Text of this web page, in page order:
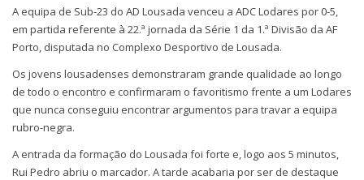
A equipa de Sub-23 do AD Lousada venceu a ADC Lodares por 0-5,
em partida referente à 22.ª jornada da Série 1 da 1.ª Divisão da AF
Porto, disputada no Complexo Desportivo de Lousada.
Os jovens lousadenses demonstraram grande qualidade ao longo
de todo o encontro e confirmaram o favoritismo frente a um Lodares
que nunca conseguiu encontrar argumentos para travar a equipa
rubro-negra.
A entrada da formação do Lousada foi forte e, logo aos 5 minutos,
Rui Pedro abriu o marcador. A tarde acabaria por ser de destaque